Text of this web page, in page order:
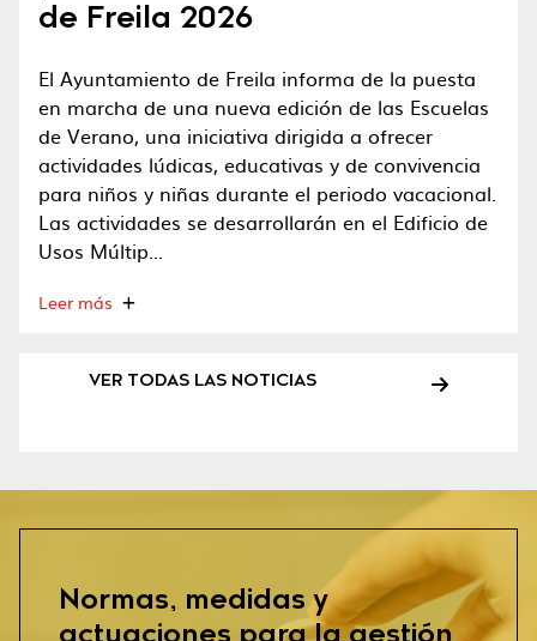
de Freila 2026
El Ayuntamiento de Freila informa de la puesta
en marcha de una nueva edición de las Escuelas
de Verano, una iniciativa dirigida a ofrecer
actividades lúdicas, educativas y de convivencia
para niños y niñas durante el periodo vacacional.
Las actividades se desarrollarán en el Edificio de
Usos Múltip...
Leer más
VER TODAS LAS NOTICIAS
Normas, medidas y